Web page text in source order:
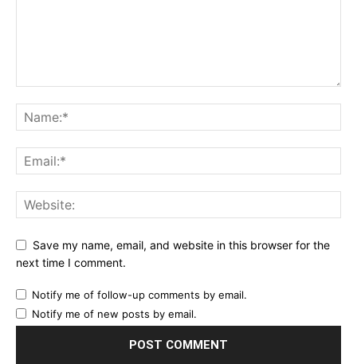
Save my name, email, and website in this browser for the
next time I comment.
Notify me of follow-up comments by email.
Notify me of new posts by email.